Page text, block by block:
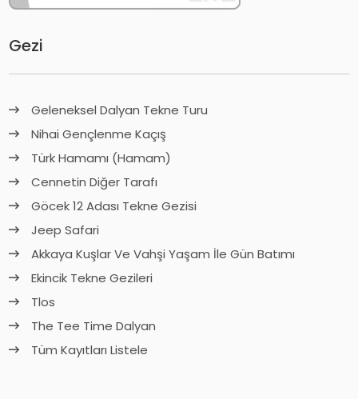
Gezi
Geleneksel Dalyan Tekne Turu
Nihai Gençlenme Kaçış
Türk Hamamı (Hamam)
Cennetin Diğer Tarafı
Göcek 12 Adası Tekne Gezisi
Jeep Safari
Akkaya Kuşlar Ve Vahşi Yaşam İle Gün Batımı
Ekincik Tekne Gezileri
Tlos
The Tee Time Dalyan
Tüm Kayıtları Listele